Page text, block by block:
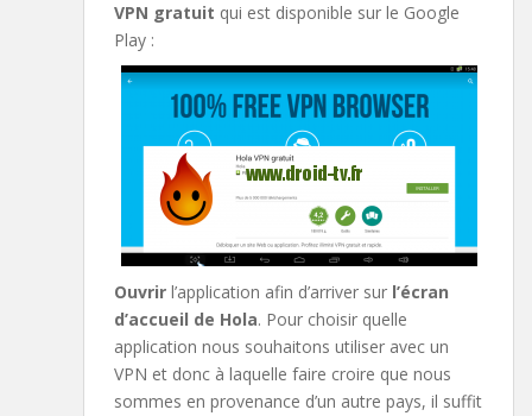
VPN gratuit qui est disponible sur le Google
Play :
Ouvrir l’application afin d’arriver sur l’écran
d’accueil de Hola. Pour choisir quelle
application nous souhaitons utiliser avec un
VPN et donc à laquelle faire croire que nous
sommes en provenance d’un autre pays, il suffit